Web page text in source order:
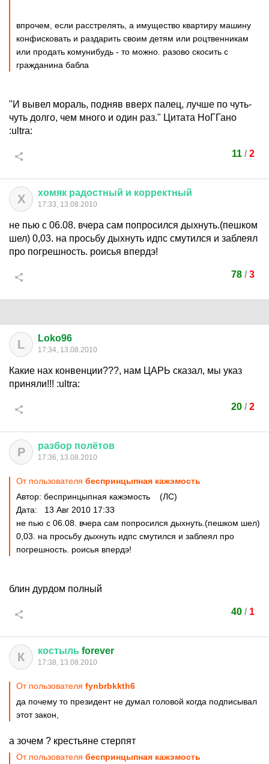
впрочем, если расстрелять, а имущество квартиру машину
конфисковать и раздарить своим детям или роцтвенникам
или продать комунибудь - то можно. разово скосить с
гражданина бабла
"И вывел мораль, подняв вверх палец, лучше по чуть-
чуть долго, чем много и один раз." Цитата НоГГано
:ultra:
11/ 2
Х хомяк радостный и корректный
17:33, 13.08.2010
не пью с 06.08. вчера сам попросился дыхнуть.(пешком
шел) 0,03. на просьбу дыхнуть идпс смутился и заблеял
про погрешность. роисья впердэ!
78 / 3
L Loko96
17:34, 13.08.2010
Какие нах конвенции???, нам ЦАРЬ сказал, мы указ
приняли!!! :ultra:
20 / 2
Р разбор полётов
17:36, 13.08.2010
От пользователя беспринцыпная кажэмость
Автор: беспринцыпная кажэмость (ЛС)
Дата: 13 Авг 2010 17:33
не пью с 06.08. вчера сам попросился дыхнуть.(пешком шел)
0,03. на просьбу дыхнуть идпс смутился и заблеял про
погрешность. роисья впердэ!
блин дурдом полный
40 / 1
К костыль forever
17:38, 13.08.2010
От пользователя fynbrbkkth6
да почему то президент не думал головой когда подписывал
этот закон,
а зочем ? крестьяне стерпят
От пользователя беспринцыпная кажэмость